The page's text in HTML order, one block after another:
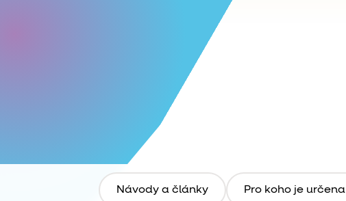
Návody a články Pro koho je určena